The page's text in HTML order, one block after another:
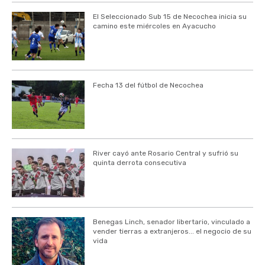
El Seleccionado Sub 15 de Necochea inicia su
camino este miércoles en Ayacucho
Fecha 13 del fútbol de Necochea
River cayó ante Rosario Central y sufrió su
quinta derrota consecutiva
Benegas Linch, senador libertario, vinculado a
vender tierras a extranjeros... el negocio de su
vida